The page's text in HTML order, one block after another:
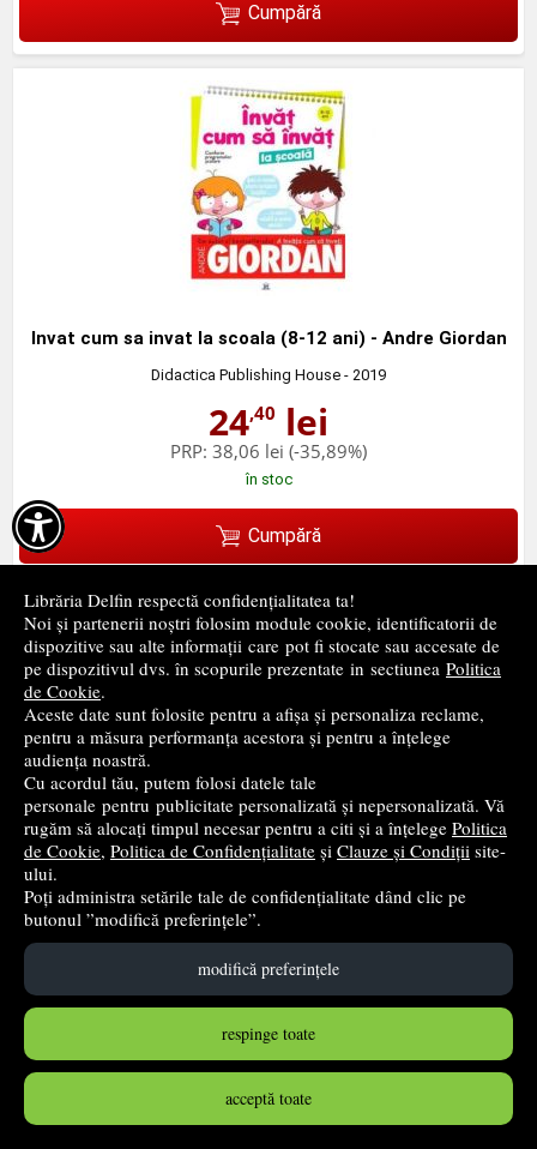

Librăria Delfin respectă confidențialitatea ta!
Noi și partenerii noștri folosim module cookie, identificatorii de
dispozitive sau alte informații care pot fi stocate sau accesate de
pe dispozitivul dvs. în scopurile prezentate in sectiunea Politica
de Cookie.
Aceste date sunt folosite pentru a afișa și personaliza reclame,
pentru a măsura performanța acestora și pentru a înțelege
audiența noastră.
Cu acordul tău, putem folosi datele tale
personale pentru publicitate personalizată și nepersonalizată. Vă
rugăm să alocați timpul necesar pentru a citi și a înțelege Politica
de Cookie, Politica de Confidențialitate și Clauze și Condiții site-
ului.
Poți administra setările tale de confidențialitate dând clic pe
butonul ”modifică preferințele”.
modifică preferințele
respinge toate
acceptă toate
Cumpără
Invat cum sa invat la scoala (8-12 ani) - Andre Giordan
Didactica Publishing House - 2019
24,40 lei
PRP: 38,06 lei (-35,89%)
în stoc
Cumpără
Scrie si sterge! Expert Limba romana ciclul primar.
Ortograme, volumul 2
Gama
16,65lei
PRP:23,79 lei (-30,01%)
în stoc